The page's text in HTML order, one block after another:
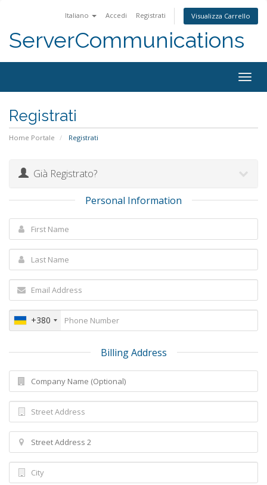
Italiano Accedi Registrati Visualizza Carrello
ServerCommunications
Registrati
Home Portale Registrati
Già Registrato?
Personal Information
+380
Billing Address